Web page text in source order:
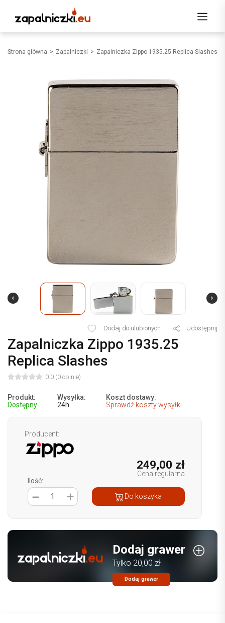
Strona główna Zapalniczki Zapalniczka Zippo 1935.25 Replica Slashes
Dodaj do ulubionych Udostępnij
Zapalniczka Zippo 1935.25
Replica Slashes
0.0 (0 opinie)
Produkt:
Dostępny
Wysyłka:
24h
Koszt dostawy:
Sprawdź koszty wysyłki
Producent:
249,00 zł
Cena regularna
Ilość:
1
Do koszyka
Dodaj grawer
Tylko 20,00 zł
Dodaj grawer